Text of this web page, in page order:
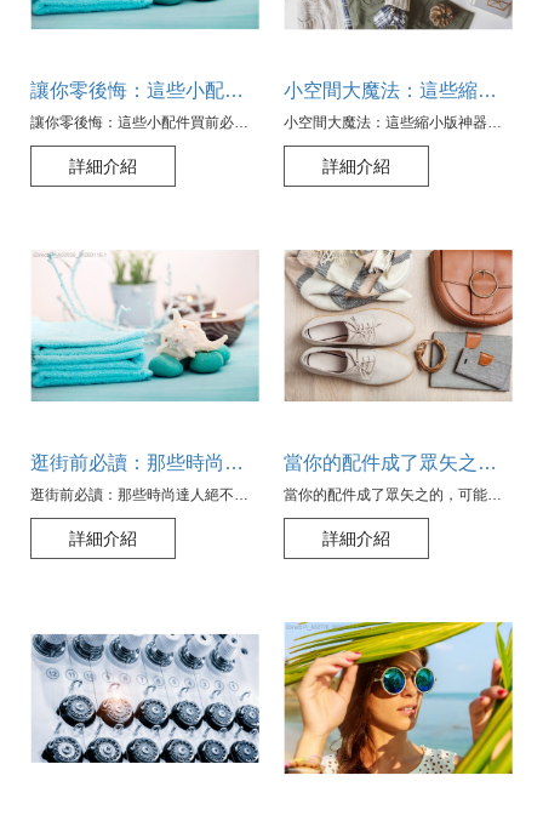
讓你零後悔：這些小配件買前必思考的隱藏事實
讓你零後悔：這些小配件買前必思考的隱藏事實
詳細介紹
小空間大魔法：這些縮小版神器能讓你的房間「看起來」兩倍大！
小空間大魔法：這些縮小版神器能讓你的房間「看起來」兩倍大！
詳細介紹
逛街前必讀：那些時尚達人絕不碰的五大小配件陷阱
逛街前必讀：那些時尚達人絕不碰的五大小配件陷阱
詳細介紹
當你的配件成了眾矢之的，可能是這五個原因
當你的配件成了眾矢之的，可能是這五個原因
詳細介紹